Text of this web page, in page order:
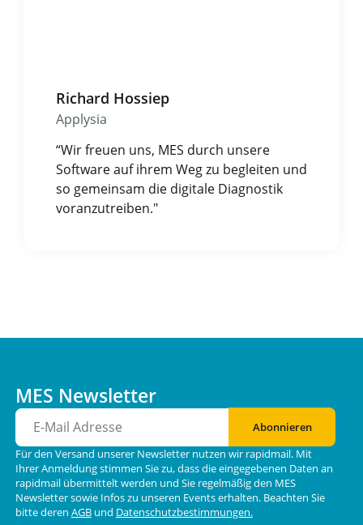
Richard Hossiep
Applysia
“Wir freuen uns, MES durch unsere
Software auf ihrem Weg zu begleiten und
so gemeinsam die digitale Diagnostik
voranzutreiben."
MES Newsletter
Abonnieren
Für den Versand unserer Newsletter nutzen wir rapidmail. Mit
Ihrer Anmeldung stimmen Sie zu, dass die eingegebenen Daten an
rapidmail übermittelt werden und Sie regelmäßig den MES
Newsletter sowie Infos zu unseren Events erhalten. Beachten Sie
bitte deren AGBund Datenschutzbestimmungen.